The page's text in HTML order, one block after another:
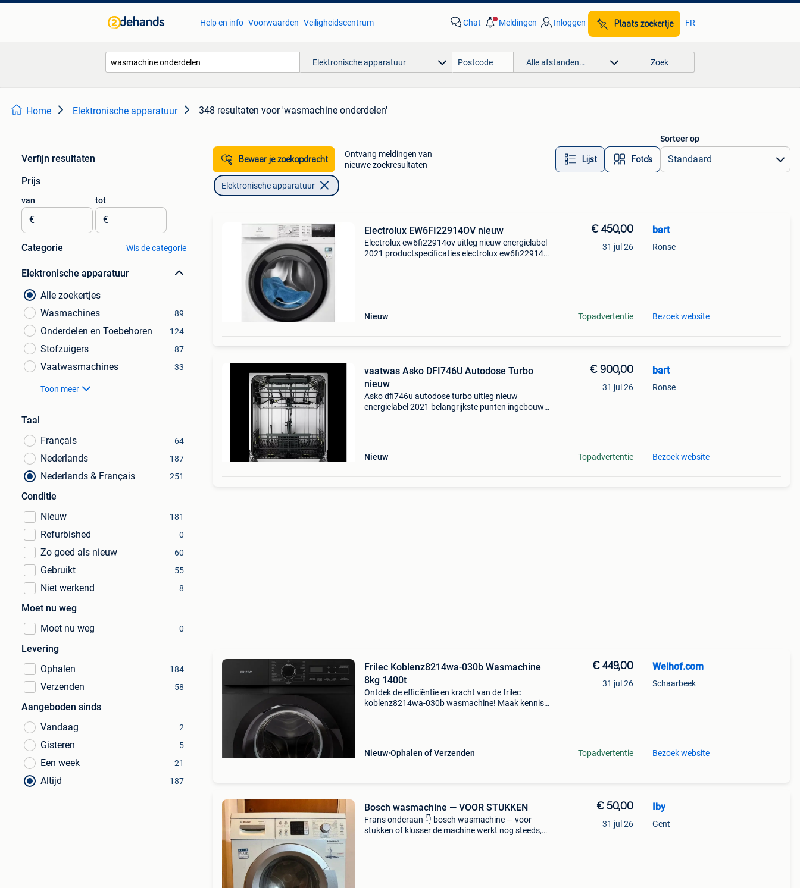
Help en info Voorwaarden Veiligheidscentrum Chat Meldingen Inloggen Plaats zoekertje FR
Elektronische apparatuur Alle afstanden… Zoek
Home Elektronische apparatuur 348 resultaten voor 'wasmachine onderdelen'
Verfijn resultaten
Prijs
van
€
tot
€
Categorie Wis de categorie
Elektronische apparatuur
Alle zoekertjes
Wasmachines
89
Onderdelen en Toebehoren 124
Stofzuigers 87
Vaatwasmachines 33
Toon meer
Taal
Français
64
Nederlands 187
Nederlands & Français 251
Conditie
Nieuw
181
Refurbished 0
Zo goed als nieuw 60
Gebruikt 55
Niet werkend 8
Moet nu weg
Moet nu weg
0
Levering
Ophalen
184
Verzenden 58
Aangeboden sinds
Vandaag
2
Gisteren 5
Een week 21
Altijd 187
Bewaar je zoekopdracht
Ontvang meldingen van
nieuwe zoekresultaten
Lijst Foto’s
Sorteer op
Elektronische apparatuur
Electrolux EW6FI22914OV nieuw
Electrolux ew6fi22914ov uitleg nieuw energielabel
2021 productspecificaties electrolux ew6fi22914ov
Nieuw
€ 450,00
31 jul 26
Topadvertentie
bart
Ronse
Bezoek website
vaatwas Asko DFI746U Autodose Turbo
nieuw
Asko dfi746u autodose turbo uitleg nieuw
energielabel 2021 belangrijkste punten ingebouwd
Nieuw
€ 900,00
31 jul 26
Topadvertentie
bart
Ronse
Bezoek website
Frilec Koblenz8214wa-030b Wasmachine
8kg 1400t
Ontdek de efficiëntie en kracht van de frilec
koblenz8214wa-030b wasmachine! Maak kennis
Nieuw Ophalen of Verzenden
€ 449,00
31 jul 26
Topadvertentie
Welhof.com
Schaarbeek
Bezoek website
Bosch wasmachine — VOOR STUKKEN
Frans onderaan 👇 bosch wasmachine — voor
stukken of klusser de machine werkt nog steeds,
€ 50,00
31 jul 26
Iby
Gent